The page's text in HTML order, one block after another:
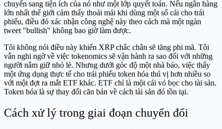
chuyển sang tiện ích của nó như một lớp quyết toán. Nếu ngân hàng
lớn nhất thế giới cảm thấy thoải mái khi dùng một sổ cái cho trái
phiếu, điều đó xác nhận công nghệ này theo cách mà một ngàn
tweet "bullish" không bao giờ làm được.
Tôi không nói điều này khiến XRP chắc chắn sẽ tăng phi mã. Tôi
vẫn nghi ngờ về việc tokenomics sẽ vận hành ra sao đối với những
người nắm giữ nhỏ lẻ. Nhưng dưới góc độ một nhà báo, việc thấy
một ứng dụng thực tế cho trái phiếu token hóa thú vị hơn nhiều so
với một đợt ra mắt ETF khác. ETF chỉ là một cái vỏ bọc cho tài sản.
Token hóa là sự thay đổi căn bản về cách tài sản đó tồn tại.
Cách xử lý trong giai đoạn chuyển đổi